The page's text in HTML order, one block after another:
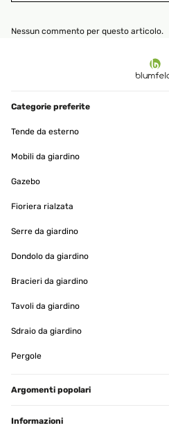
Nessun commento per questo articolo.
Categorie preferite
Tende da esterno
Mobili da giardino
Gazebo
Fioriera rialzata
Serre da giardino
Dondolo da giardino
Bracieri da giardino
Tavoli da giardino
Sdraio da giardino
Pergole
Argomenti popolari
Informazioni